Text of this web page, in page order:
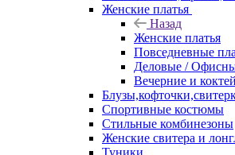
Женские платья
Назад
Женские платья
Повседневные
Деловые /
Вечерние и
Спортивные костюмы
Стильные комбинезоны
Женские свитера и
Туники